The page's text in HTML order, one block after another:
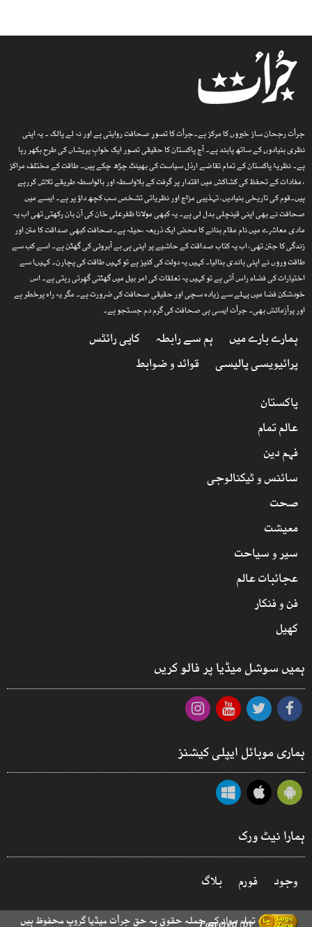
جرأت رجحان ساز خبروں کا مرکز ہے۔جرأت کا تصورِ صحافت روایتی ہے اور نہ لے پالک ۔ یہ اپنی
نظری بنیادوں کے ساتھ پابند ہے۔ آج پاکستان کا حقیقی تصور ایک خوابِ پریشاں کی طرح بکھر رہا
ہے۔ نظریۂ پاکستان کے تمام تقاضے ارذل سیاست کی بھینٹ چڑھ چکے ہیں۔ طاقت کے مختلف مراکز
، مفادات کے تحفظ کی کشاکش میں اقتدار پر گرفت کے بلاواسطہ اور بالواسطہ طریقے تلاش کررہے
ہیں۔قوم کی تاریخی بنیادیں، تہذیبی مزاج اور نظریاتی تشخص سب کچھ داؤ پر ہے۔ ایسے میں
صحافت نے بھی اپنی قینچلی بدل لی ہے۔ یہ کبھی مولانا ظفرعلی خان کی آن بان رکھتی تھی اب یہ
مادی معاشرے میں نام مقام بنانے کا محض ایک ذریعہ ،حیلہ ہے۔صحافت کبھی صداقت کا متن اور
زندگی کا جتن تھی، اب یہ کتاب صداقت کے حاشیے پر اپنی ہی بے آبروئی کی گھٹن ہے۔ اسے کب سے
طاقت وروں نے اپنی باندی بنالیا۔ کہیں یہ دولت کی کنیز ہے تو کہیں طاقت کی پچارن۔ کہیںا سے
اختیارات کی فضاء راس آتی ہے تو کہیں یہ تعلقات کی امر بیل میں گھٹتی گھِرتی رہتی ہے۔ اس
خودشکن فضا میں پہلے سے زیادہ سچی اور حقیقی صحافت کی ضرورت ہے۔ مگر یہ راہ پرخطر ہے
اور پرآزمائش بھی۔ جرأت ایسی ہی صحافت کی گرم دم جستجو ہے۔
ہمارے بارے میں ہم سے رابطہ
کاپی رائٹس
پرائیویسی پالیسی
قوائد و ضوابط
پاکستان
عالم تمام
فہم دین
سائنس و ٹیکنالوجی
صحت
معیشت
سیر و سیاحت
عجائبات عالم
فن و فنکار
کھیل
ہمیں سوشل میڈیا پر فالو کریں
ہماری موبائل ایپلی کیشنز
ہمارا نیٹ ورک
وجود فورم بلاگ
© 2026 - تمام مواد کے جملہ حقوق بہ حق جرأت میڈیا گروپ محفوظ ہیں